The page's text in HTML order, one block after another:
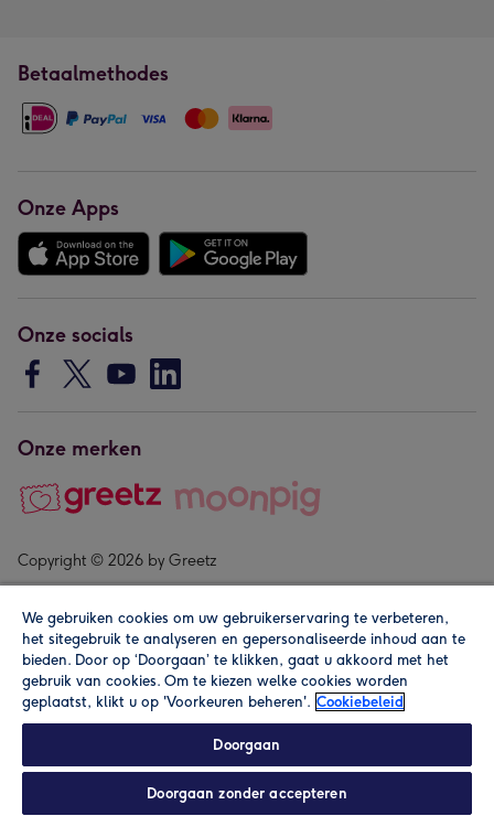
Betaalmethodes
Onze Apps
Onze socials
Onze merken
Copyright © 2026 by Greetz
Alle prijzen zijn inclusief btw en andere heffingen. Lees de
We gebruiken cookies om uw gebruikerservaring te verbeteren,
het sitegebruik te analyseren en gepersonaliseerde inhoud aan te
bieden. Door op ‘Doorgaan’ te klikken, gaat u akkoord met het
gebruik van cookies. Om te kiezen welke cookies worden
geplaatst, klikt u op 'Voorkeuren beheren'. Cookiebeleid
Doorgaan
Doorgaan zonder accepteren